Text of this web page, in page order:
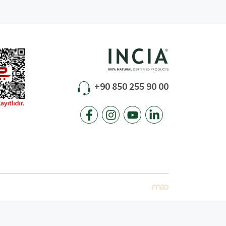
+90 850 255 90 00